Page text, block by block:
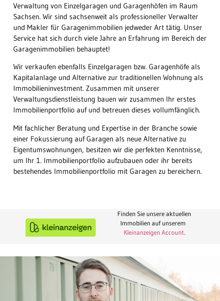
Verwaltung von Einzelgaragen und Garagenhöfen im Raum
Sachsen. Wir sind sachsenweit als professioneller Verwalter
und Makler für Garagenimmobilien jedweder Art tätig. Unser
Service hat sich durch viele Jahre an Erfahrung im Bereich der
Garagenimmobilien behauptet!
Wir verkaufen ebenfalls Einzelgaragen bzw. Garagenhöfe als
Kapitalanlage und Alternative zur traditionellen Wohnung als
Immobilieninvestment. Zusammen mit unserer
Verwaltungsdienstleistung bauen wir zusammen Ihr erstes
Immobilienportfolio auf und betreuen dieses vollumfänglich.
Mit fachlicher Beratung und Expertise in der Branche sowie
einer Fokussierung auf Garagen als neue Alternative zu
Eigentumswohnungen, besitzen wir die perfekten Kenntnisse,
um Ihr 1. Immobilienportfolio aufzubauen oder ihr bereits
bestehendes Immobilienportfolio mit Garagen zu bereichern.
Finden Sie unsere aktuellen
Immobilien auf unserem
Kleinanzeigen Account.